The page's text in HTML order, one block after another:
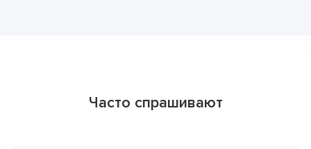
Часто спрашивают